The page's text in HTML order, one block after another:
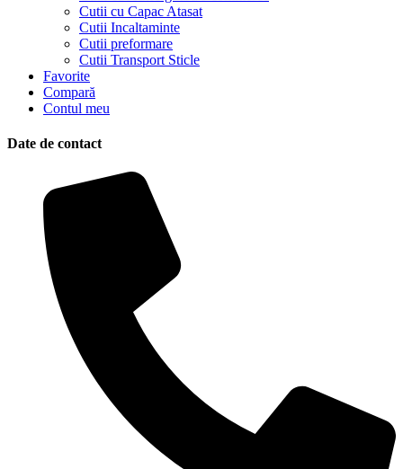
Cutii cu Capac Atasat
Cutii Incaltaminte
Cutii preformare
Cutii Transport Sticle
Favorite
Compară
Contul meu
Date de contact